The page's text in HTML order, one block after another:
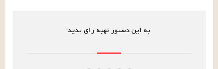
به این دستور تهیه رای بدید